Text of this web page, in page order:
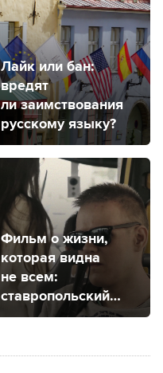
Лайк или бан:
вредят
ли заимствования
русскому языку?
Фильм о жизни,
которая видна
не всем:
ставропольский
режиссер рассказал
работе